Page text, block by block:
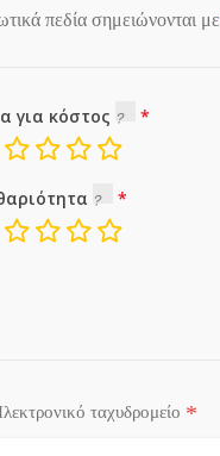
πεδία σημειώνονται με
για κόστος
ταχυδρομείο *